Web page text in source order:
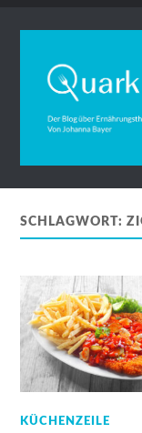
SCHLAGWORT:
KÜCHENZEILE